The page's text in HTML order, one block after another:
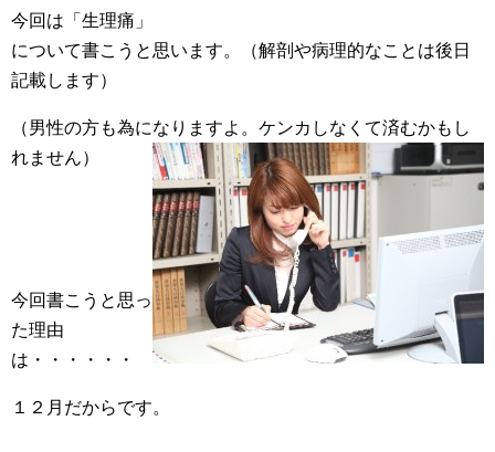
今回は「生理痛」
について書こうと思います。（解剖や病理的なことは後日
記載します）
（男性の方も為になりますよ。ケンカしなくて済むかもし
れません）
今回書こうと思っ
た理由
は・・・・・・
１２月だからです。